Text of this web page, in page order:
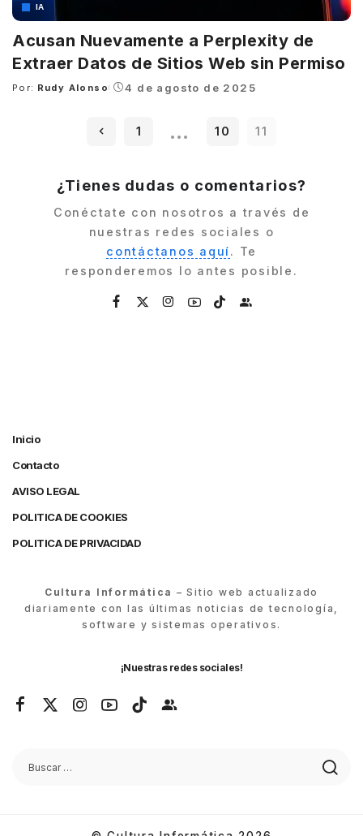
IA
Acusan Nuevamente a Perplexity de
Extraer Datos de Sitios Web sin Permiso
Posted
Por: Rudy Alonso 4 de agosto de 2025
1 … 10 11
¿Tienes dudas o comentarios?
Conéctate con nosotros a través de
nuestras redes sociales o
contáctanos aquí. Te
responderemos lo antes posible.
Inicio
Contacto
AVISO LEGAL
POLITICA DE COOKIES
POLITICA DE PRIVACIDAD
Cultura Informática – Sitio web actualizado
diariamente con las últimas noticias de tecnología,
software y sistemas operativos.
¡Nuestras redes sociales!